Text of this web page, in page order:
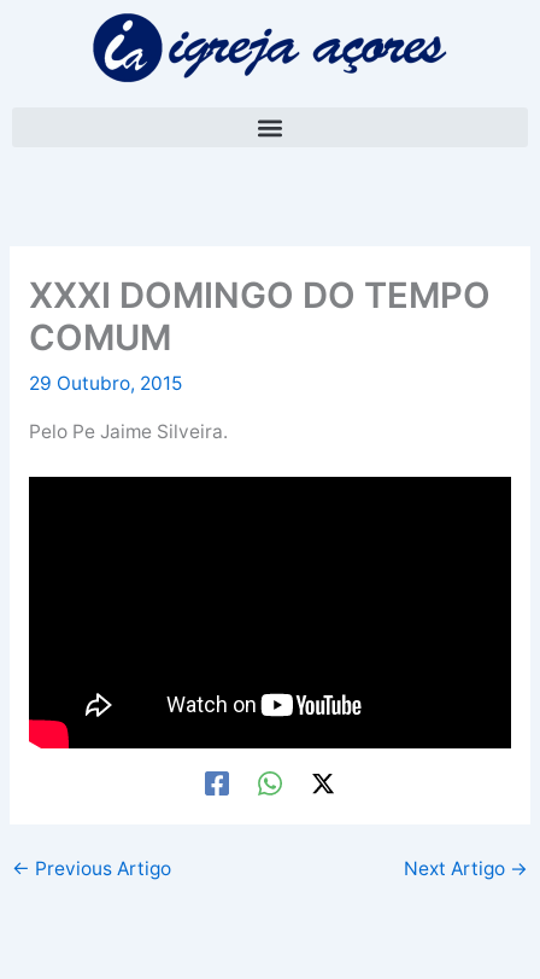
XXXI DOMINGO DO TEMPO
COMUM
29 Outubro, 2015
Pelo Pe Jaime Silveira.
← Previous Artigo Next Artigo →